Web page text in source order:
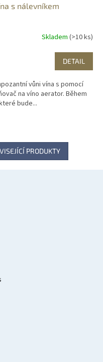
s nálevníkem
Skladem (>10 ks)
DETAIL
vůni vína s pomocí
na víno aerator. Během
bude...
PRODUKTY